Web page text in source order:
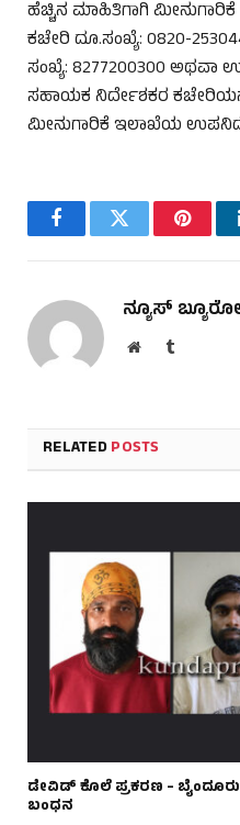
ಹೆಚ್ಚಿನ ಮಾಹಿತಿಗಾಗಿ
ಕಚೇರಿ ದೂ.ಸಂಖ್ಯೆ: 0820-
ಸಂಖ್ಯೆ: 8277200300 ಅಥವಾ
ಸಹಾಯಕ ನಿರ್ದೇಶಕರ
ಮೀನುಗಾರಿಕೆ ಇಲಾಖೆಯ
FacebookTwitter
ನ್ಯೂಸ್
WebsiteTumblr
RELATEDPOSTS
ಡೇವಿಡ್ ಕೊಲೆ ಪ್ರಕರಣ –
ಬಂಧನ